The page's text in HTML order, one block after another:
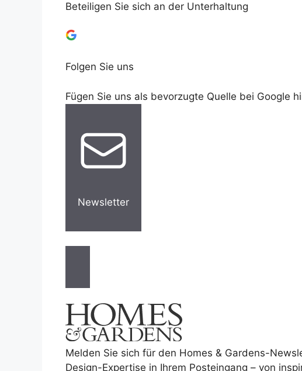
Beteiligen Sie sich an der Unterhaltung
Folgen Sie uns
Fügen Sie uns als bevorzugte Quelle bei Google
Newsletter
Melden Sie sich für den Homes & Gardens-
Design-Expertise in Ihrem Posteingang – von